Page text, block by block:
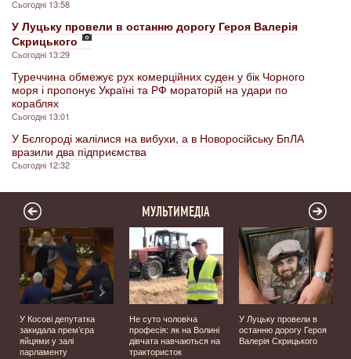
Сьогодні 13:58
У Луцьку провели в останню дорогу Героя Валерія
Скрицького
Сьогодні 13:29
Туреччина обмежує рух комерційних суден у бік Чорного
моря і пропонує Україні та РФ мораторій на удари по
кораблях
Сьогодні 13:01
У Бєлгороді жалілися на вибухи, а в Новоросійську БпЛА
вразили два підприємства
Сьогодні 12:32
МУЛЬТИМЕДІА
У Косові депутатка
закидала прем’єра
яйцями у залі
парламенту
Не суто чоловіча
професія: як на Волині
дівчата навчаються на
трактористок
У Луцьку провели в
останню дорогу Героя
Валерія Скрицького